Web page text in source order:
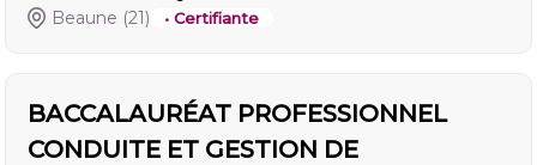
Beaune (21) • Certifiante
BACCALAURÉAT PROFESSIONNEL
CONDUITE ET GESTION DE